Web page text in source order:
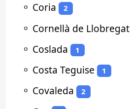
⚬ Coria 2
⚬ Cornellà de Llobregat
⚬ Coslada 1
⚬ Costa Teguise 1
⚬ Covaleda 2